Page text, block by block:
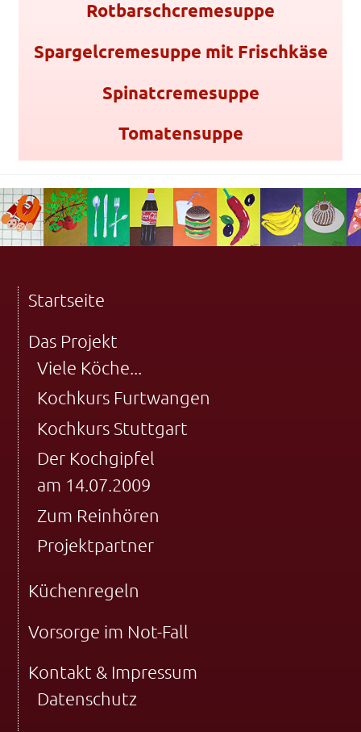
Rotbarschcremesuppe
Spargelcremesuppe mit Frischkäse
Spinatcremesuppe
Tomatensuppe
Startseite
Das Projekt
Viele Köche...
Kochkurs Furtwangen
Kochkurs Stuttgart
Der Kochgipfel
am 14.07.2009
Zum Reinhören
Projektpartner
Küchenregeln
Vorsorge im Not-Fall
Kontakt & Impressum
Datenschutz